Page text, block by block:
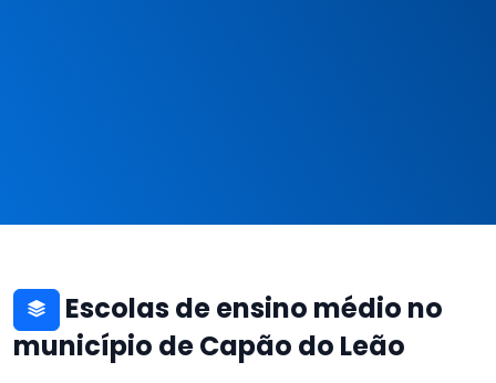
Escolas de ensino médio no
município de Capão do Leão